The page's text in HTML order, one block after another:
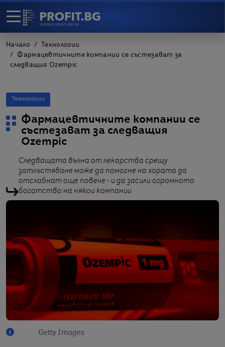
Начало
Технологии
Фармацевтичните компании се състезават за
следващия Ozempic
Технологии
Фармацевтичните компании се
състезават за следващия
Ozempic
Следващата вълна от лекарства срещу
затлъстяване може да помогне на хората да
отслабнат още повече - и да засили огромното
богатство на някои компании
Getty Images